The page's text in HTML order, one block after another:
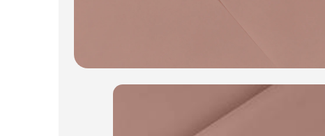
Свечи